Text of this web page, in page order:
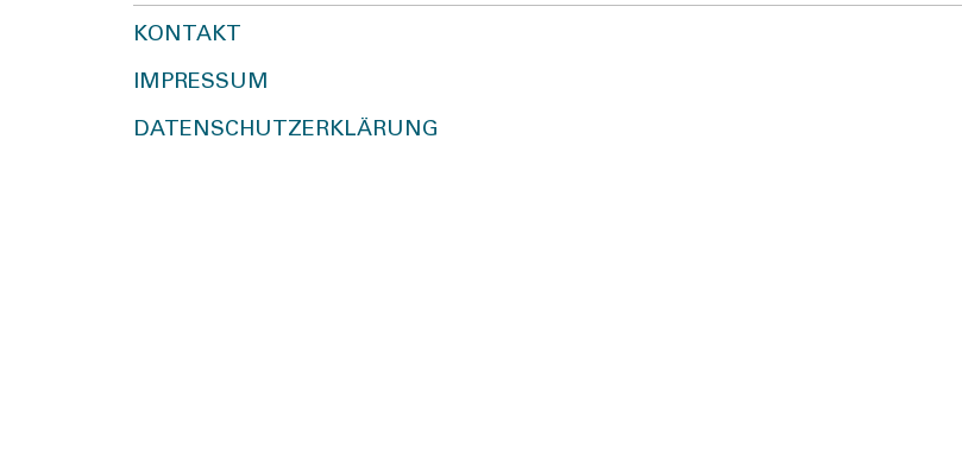
KONTAKT
IMPRESSUM
DATENSCHUTZERKLÄRUNG